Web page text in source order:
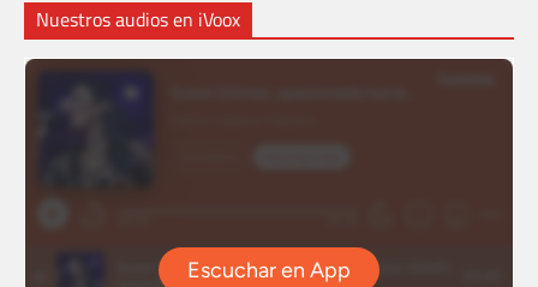
Nuestros audios en iVoox